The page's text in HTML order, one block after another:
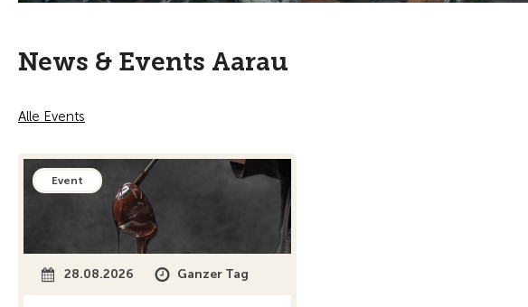
News & Events Aarau
Alle Events
Event
28.08.2026 Ganzer Tag